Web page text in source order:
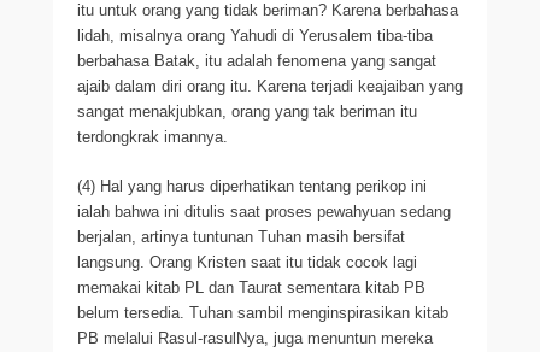
itu untuk orang yang tidak beriman? Karena berbahasa
lidah, misalnya orang Yahudi di Yerusalem tiba-tiba
berbahasa Batak, itu adalah fenomena yang sangat
ajaib dalam diri orang itu. Karena terjadi keajaiban yang
sangat menakjubkan, orang yang tak beriman itu
terdongkrak imannya.
(4) Hal yang harus diperhatikan tentang perikop ini
ialah bahwa ini ditulis saat proses pewahyuan sedang
berjalan, artinya tuntunan Tuhan masih bersifat
langsung. Orang Kristen saat itu tidak cocok lagi
memakai kitab PL dan Taurat sementara kitab PB
belum tersedia. Tuhan sambil menginspirasikan kitab
PB melalui Rasul-rasulNya, juga menuntun mereka